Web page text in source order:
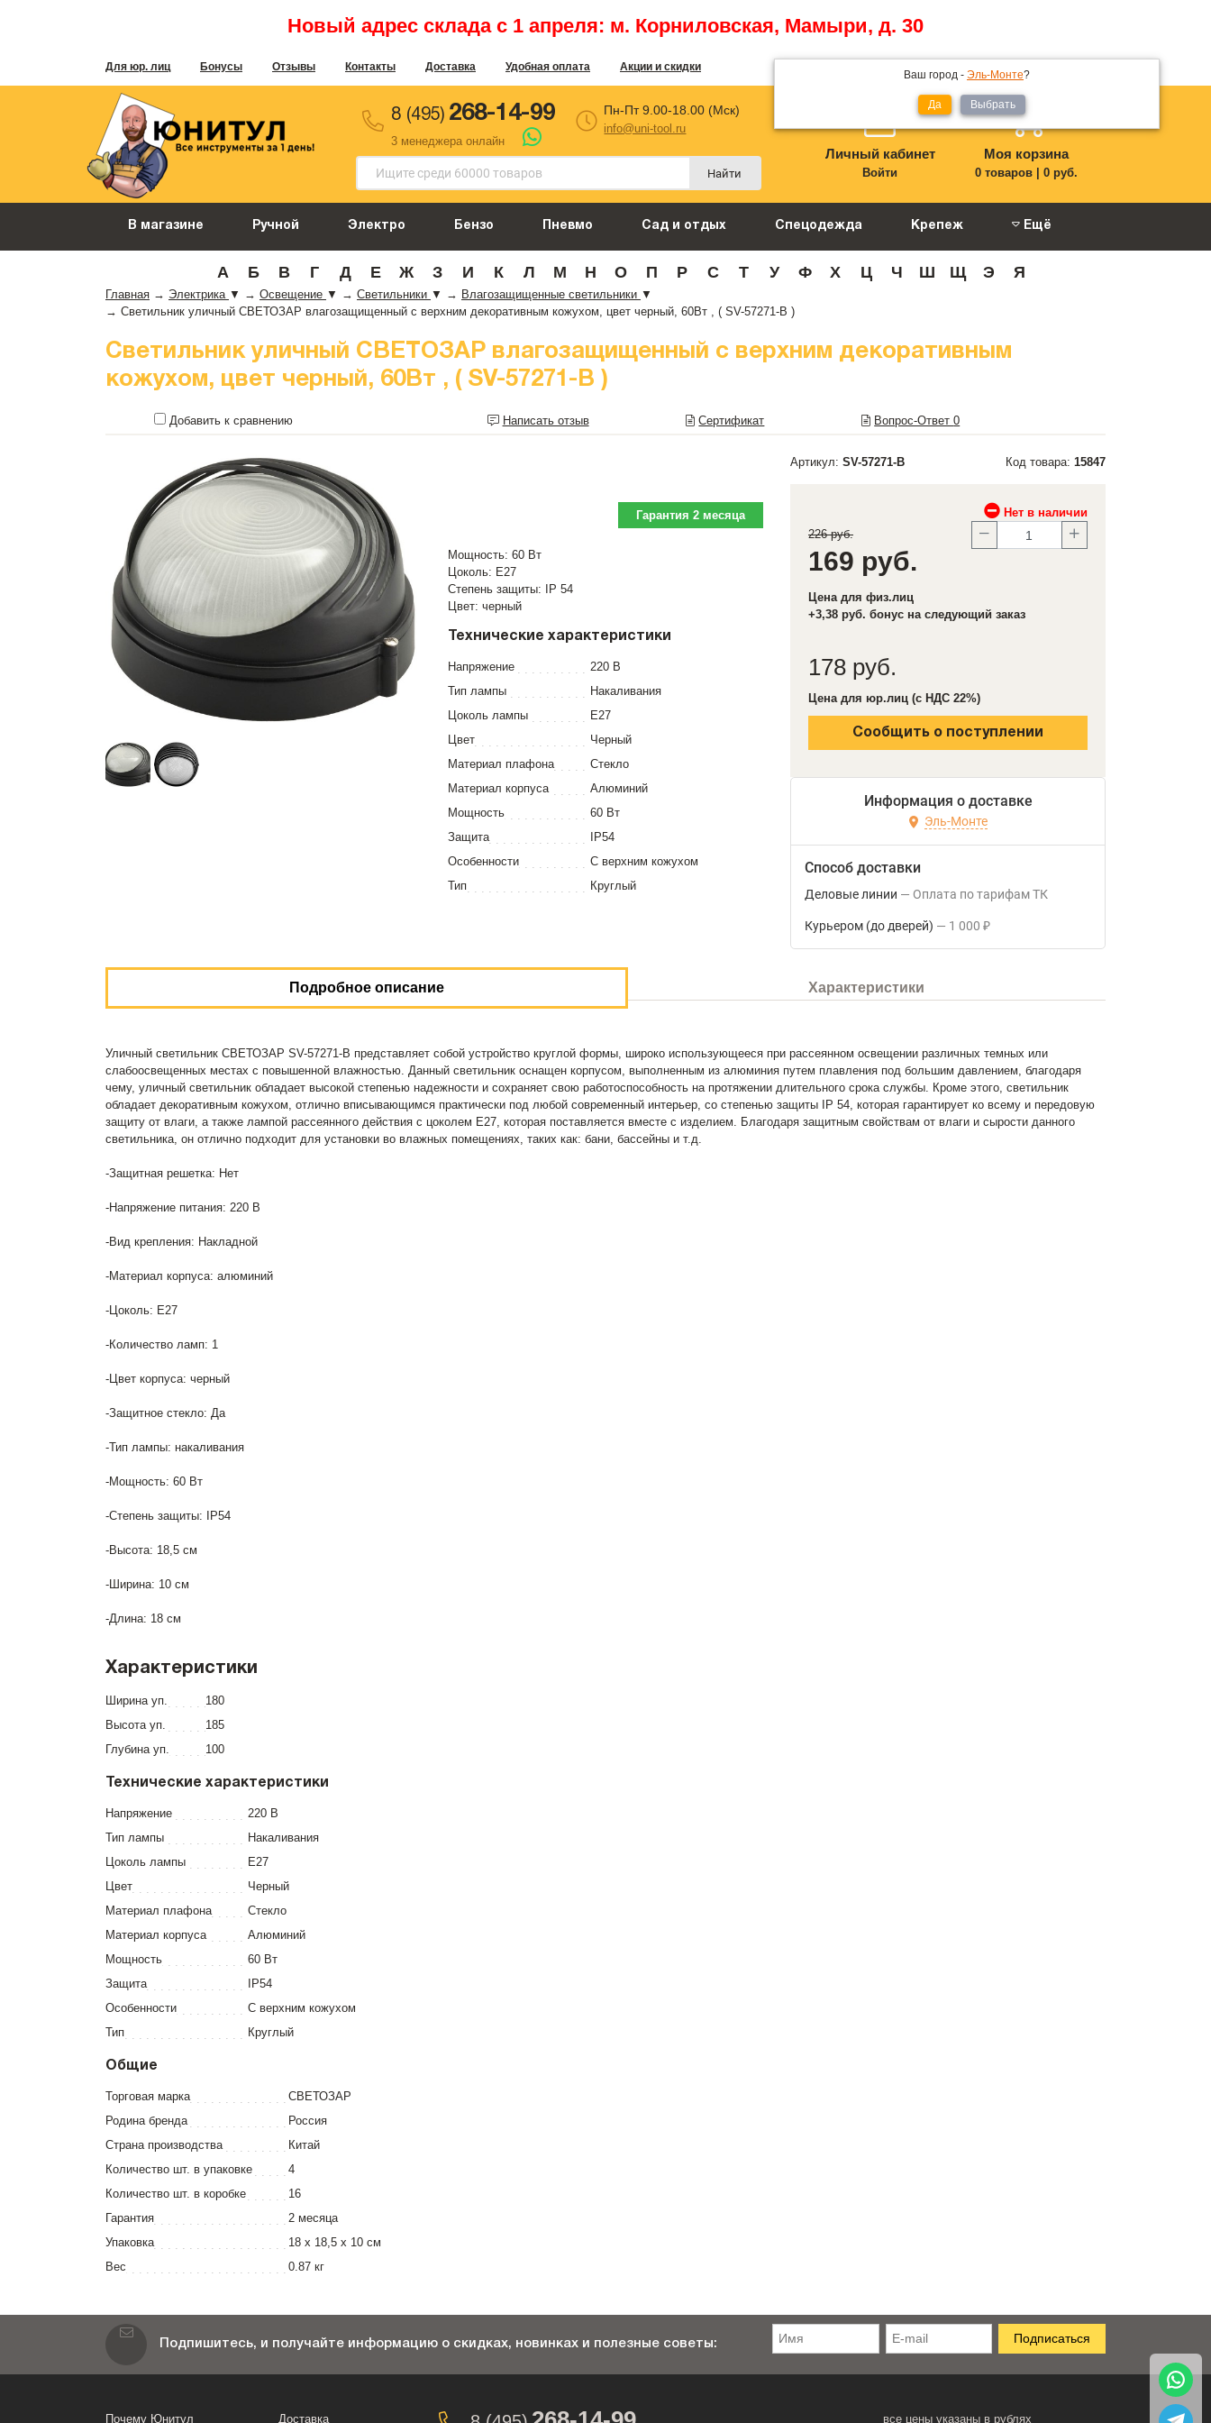
Новый адрес склада с 1 апреля: м. Корниловская, Мамыри, д. 30
Для юр. лиц Бонусы Отзывы Контакты Доставка Удобная оплата Акции и скидки
Ваш город - Эль-Монте?
Да Выбрать
8 (495) 268-14-99
3 менеджера онлайн
Пн-Пт 9.00-18.00 (Мск)
info@uni-tool.ru
Найти
Личный кабинет
Войти
Моя корзина
0 товаров| 0 руб.
В магазине Ручной Электро Бензо Пневмо Сад и отдых Спецодежда Крепеж Ещё
А Б В Г Д Е Ж З И К Л М Н О П Р С Т У Ф Х Ц Ч Ш Щ Э Я
Главная → Электрика ▼ → Освещение ▼ → Светильники ▼ → Влагозащищенные светильники ▼
→ Светильник уличный СВЕТОЗАР влагозащищенный с верхним декоративным кожухом, цвет черный, 60Вт , ( SV-57271-B )
Светильник уличный СВЕТОЗАР влагозащищенный с верхним декоративным
кожухом, цвет черный, 60Вт , ( SV-57271-B )
Добавить к сравнению Написать отзыв Сертификат Вопрос-Ответ0
Артикул: SV-57271-B Код товара: 15847
Гарантия 2 месяца
Мощность: 60 Вт
Цоколь: E27
Степень защиты: IP 54
Цвет: черный
Технические характеристики
Напряжение
220 В
Тип лампы
Накаливания
Цоколь лампы
E27
Цвет
Черный
Материал плафона
Стекло
Материал корпуса
Алюминий
Мощность
60 Вт
Защита
IP54
Особенности
С верхним кожухом
Тип
Круглый
Нет в наличии
226 руб.
169 руб.
Цена для физ.лиц
+3,38 руб. бонус на следующий заказ
178 руб.
Цена для юр.лиц (с НДС 22%)
Сообщить о поступлении
Информация о доставке
Эль-Монте
Способ доставки
Деловые линии Оплата по тарифам ТК
Курьером (до дверей) 1 000 ₽
Подробное описание Характеристики
Уличный светильник СВЕТОЗАР SV-57271-B представляет собой устройство круглой формы, широко использующееся при рассеянном освещении различных темных или
слабоосвещенных местах с повышенной влажностью. Данный светильник оснащен корпусом, выполненным из алюминия путем плавления под большим давлением, благодаря
чему, уличный светильник обладает высокой степенью надежности и сохраняет свою работоспособность на протяжении длительного срока службы. Кроме этого, светильник
обладает декоративным кожухом, отлично вписывающимся практически под любой современный интерьер, со степенью защиты IP 54, которая гарантирует ко всему и передовую
защиту от влаги, а также лампой рассеянного действия с цоколем E27, которая поставляется вместе с изделием. Благодаря защитным свойствам от влаги и сырости данного
светильника, он отлично подходит для установки во влажных помещениях, таких как: бани, бассейны и т.д.
-Защитная решетка: Нет
-Напряжение питания: 220 В
-Вид крепления: Накладной
-Материал корпуса: алюминий
-Цоколь: Е27
-Количество ламп: 1
-Цвет корпуса: черный
-Защитное стекло: Да
-Тип лампы: накаливания
-Мощность: 60 Вт
-Степень защиты: IP54
-Высота: 18,5 см
-Ширина: 10 см
-Длина: 18 см
Характеристики
Ширина уп.
180
Высота уп.
185
Глубина уп.
100
Технические характеристики
Напряжение
220 В
Тип лампы
Накаливания
Цоколь лампы
E27
Цвет
Черный
Материал плафона
Стекло
Материал корпуса
Алюминий
Мощность
60 Вт
Защита
IP54
Особенности
С верхним кожухом
Тип
Круглый
Общие
Торговая марка
СВЕТОЗАР
Родина бренда
Россия
Страна производства
Китай
Количество шт. в упаковке
4
Количество шт. в коробке
16
Гарантия
2 месяца
Упаковка
18 x 18,5 x 10 см
Вес
0.87 кг
Подпишитесь, и получайте информацию о скидках, новинках и полезные советы:
Почему Юнитул Доставка все цены указаны в рублях